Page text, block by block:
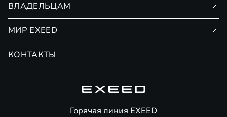
Страхование
ВЛАДЕЛЬЦАМ
Сервис
Помощь на дорогах
МИР EXEED
КОНТАКТЫ
Горячая линия EXEED